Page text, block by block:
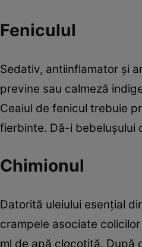
Feniculul
Sedativ, antiinflamator şi
previne sau calmeză
Ceaiul de fenicul trebuie
fierbinte. Dă-i bebeluşului
Chimionul
Datorită uleiului esenţial
crampele asociate
ml de apă clocotită. După